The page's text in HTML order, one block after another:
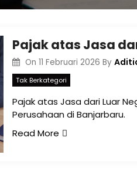
On 11 Februari 2026 By
Tak Berkategori
Pajak atas Jasa dari Luar
Perusahaan di Banjarbaru.
Read More